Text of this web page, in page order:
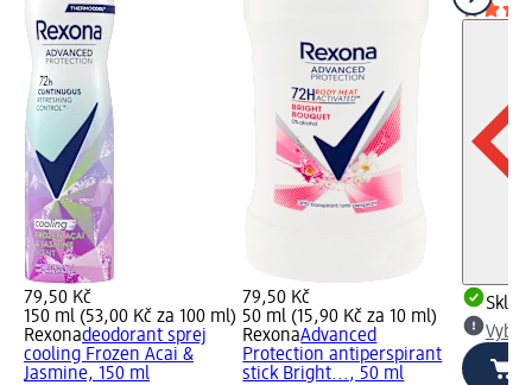
79,50 Kč
150 ml (53,00 Kč za 100 ml)
Rexonadeodorant sprej
cooling Frozen Acai &
Jasmine, 150 ml
79,50 Kč
50 ml (15,90 Kč za 10 ml)
RexonaAdvanced
Protection antiperspirant
stick Bright..., 50 ml